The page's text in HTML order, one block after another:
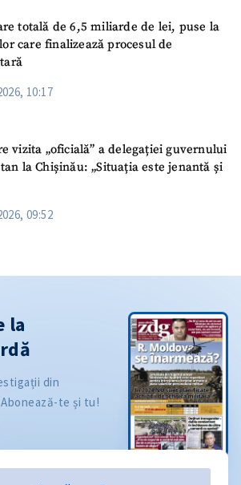
totală de 6,5 miliarde de lei, puse la
care finalizează procesul de
10:17
vizita „oficială” a delegației guvernului
la Chișinău: „Situația este jenantă și
09:52
la
din
te și tu!